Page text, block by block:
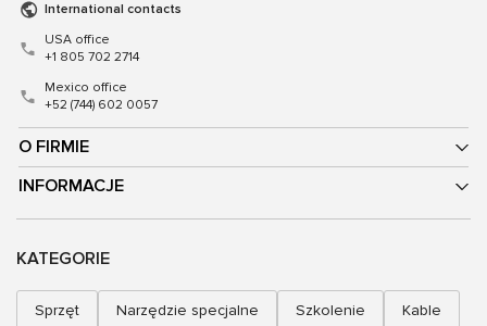
O FIRMIE
INFORMACJE
International contacts
USA office
+1 805 702 2714
Mexico office
+52 (744) 602 0057
KATEGORIE
Sprzęt Narzędzie specjalne Szkolenie Kable